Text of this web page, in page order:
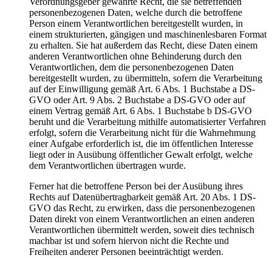
personenbezogenen Daten, welche durch die betroffene
Person einem Verantwortlichen bereitgestellt wurden, in
einem strukturierten, gängigen und maschinenlesbaren Format
zu erhalten. Sie hat außerdem das Recht, diese Daten einem
anderen Verantwortlichen ohne Behinderung durch den
Verantwortlichen, dem die personenbezogenen Daten
bereitgestellt wurden, zu übermitteln, sofern die Verarbeitung
auf der Einwilligung gemäß Art. 6 Abs. 1 Buchstabe a DS-
GVO oder Art. 9 Abs. 2 Buchstabe a DS-GVO oder auf
einem Vertrag gemäß Art. 6 Abs. 1 Buchstabe b DS-GVO
beruht und die Verarbeitung mithilfe automatisierter Verfahren
erfolgt, sofern die Verarbeitung nicht für die Wahrnehmung
einer Aufgabe erforderlich ist, die im öffentlichen Interesse
liegt oder in Ausübung öffentlicher Gewalt erfolgt, welche
dem Verantwortlichen übertragen wurde.
Ferner hat die betroffene Person bei der Ausübung ihres
Rechts auf Datenübertragbarkeit gemäß Art. 20 Abs. 1 DS-
GVO das Recht, zu erwirken, dass die personenbezogenen
Daten direkt von einem Verantwortlichen an einen anderen
Verantwortlichen übermittelt werden, soweit dies technisch
machbar ist und sofern hiervon nicht die Rechte und
Freiheiten anderer Personen beeinträchtigt werden.